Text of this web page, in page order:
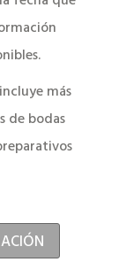
más
de bodas